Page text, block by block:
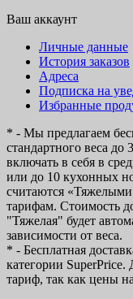
Ваш аккаунт
Личные данные
История заказов
Адреса
Подписка на
Избранные
* - Мы предлагаем
стандартного веса
включать в себя в
или до 10 кухонных
считаются
тарифам. Стоимость
"Тяжелая" будет
зависимости от веса.
* - Бесплатная
категории
тариф, так как цены